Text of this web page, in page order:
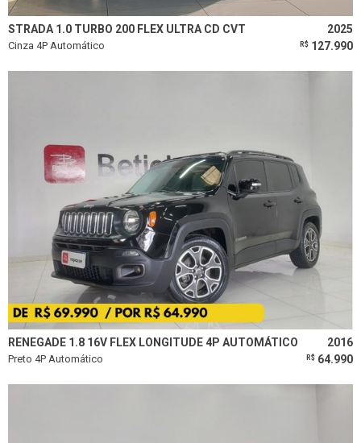
STRADA 1.0 TURBO 200 FLEX ULTRA CD CVT 2025
Cinza 4P Automático R$ 127.990
RENEGADE 1.8 16V FLEX LONGITUDE 4P AUTOMÁTICO 2016
Preto 4P Automático R$ 64.990